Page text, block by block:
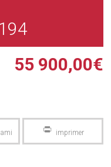
55 900,00€
PrintFriendly